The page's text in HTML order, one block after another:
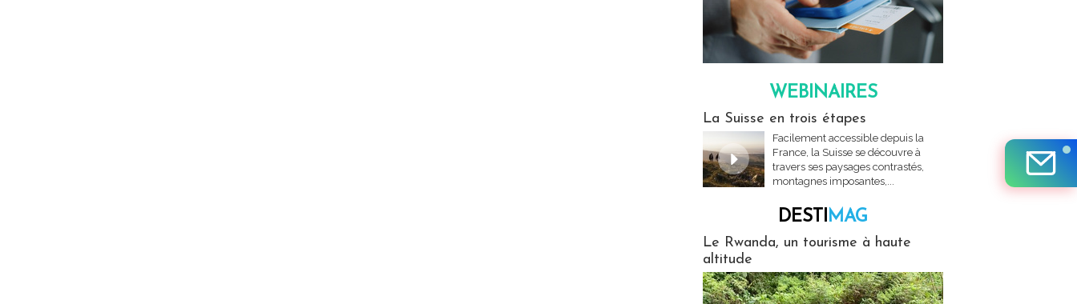
WEBINAIRES
La Suisse en trois étapes
Facilement accessible depuis la
France, la Suisse se découvre à
travers ses paysages contrastés,
montagnes imposantes,...
DESTIMAG
Le Rwanda, un tourisme à haute
altitude